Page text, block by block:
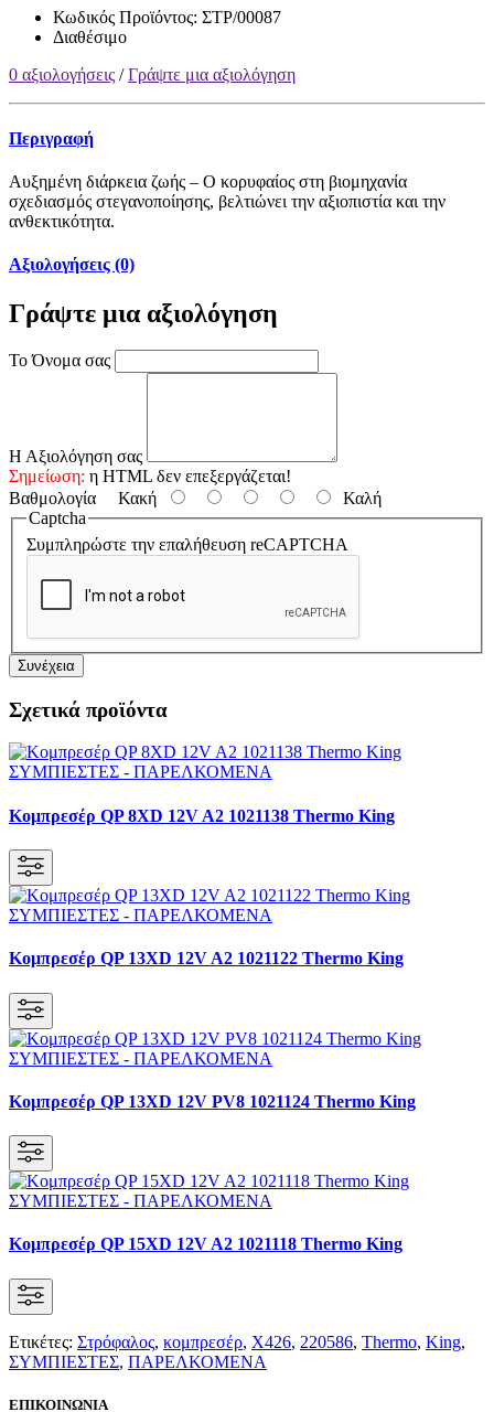
Κωδικός Προϊόντος: ΣΤΡ/00087
Διαθέσιμο
0 αξιολογήσεις /Γράψτε μια αξιολόγηση
Περιγραφή
Αυξημένη διάρκεια ζωής – Ο κορυφαίος στη βιομηχανία
σχεδιασμός στεγανοποίησης, βελτιώνει την αξιοπιστία και την
ανθεκτικότητα.
Αξιολογήσεις (0)
Γράψτε μια αξιολόγηση
Το Όνομα σας
Η Αξιολόγηση σας
Σημείωση: η HTML δεν επεξεργάζεται!
Βαθμολογία Κακή
Καλή
Captcha
Συμπληρώστε την επαλήθευση reCAPTCHA
Συνέχεια
Σχετικά προϊόντα
Κομπρεσέρ QP 8XD 12V A2 1021138 Thermo King
Κομπρεσέρ QP 13XD 12V A2 1021122 Thermo King
Κομπρεσέρ QP 13XD 12V PV8 1021124 Thermo King
Κομπρεσέρ QP 15XD 12V A2 1021118 Thermo King
Ετικέτες: Στρόφαλος, κομπρεσέρ, Χ426, 220586, Thermo, King,
ΣΥΜΠΙΕΣΤΕΣ, ΠΑΡΕΛΚΟΜΕΝΑ
ΕΠΙΚΟΙΝΩΝΙΑ